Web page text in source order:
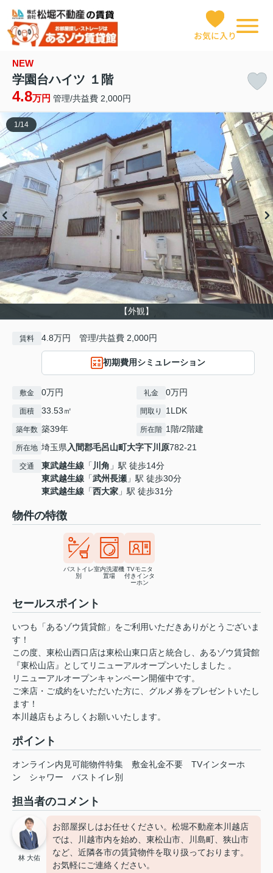
お気に入り
NEW
学園台ハイツ １階
4.8万円 管理/共益費 2,000円
【外観】
1/14
賃料 4.8万円 管理/共益費 2,000円
初期費用シミュレーション
敷金 0万円 礼金 0万円
面積 33.53㎡ 間取り 1LDK
築年数 築39年 所在階 1階/2階建
所在地 埼玉県 入間郡毛呂山町大字下川原782-21
交通 東武越生線 「川角 」駅 徒歩14分
東武越生線 「武州長瀬 」駅 徒歩30分
東武越生線 「西大家 」駅 徒歩31分
物件の特徴
バストイレ
別
室内洗濯機
置場
TVモニタ
付きインタ
ーホン
セールスポイント
いつも「あるゾウ賃貸館」をご利用いただきありがとうございま
す！
この度、東松山西口店は東松山東口店と統合し、あるゾウ賃貸館
『東松山店』としてリニューアルオープンいたしました 。
リニューアルオープンキャンペーン開催中です。
ご来店・ご成約をいただいた方に、グルメ券をプレゼントいたし
ます！
本川越店もよろしくお願いいたします。
ポイント
オンライン内見可能物件特集 敷金礼金不要
TVインターホ
ン
シャワー バストイレ別
担当者のコメント
林 大佑
お部屋探しはお任せください。松堀不動産本川越店
では、川越市内を始め、東松山市、川島町、狭山市
など、近隣各市の賃貸物件を取り扱っております。
お気軽にご連絡ください。